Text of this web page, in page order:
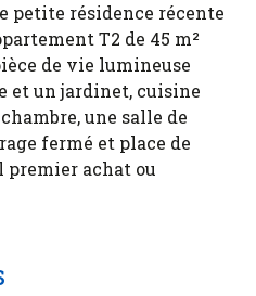
petite résidence récente
T2 de 45 m²
de vie lumineuse
et un jardinet, cuisine
une salle de
fermé et place de
achat ou